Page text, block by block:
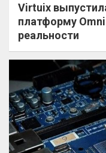
Virtuix
платформу
реальности